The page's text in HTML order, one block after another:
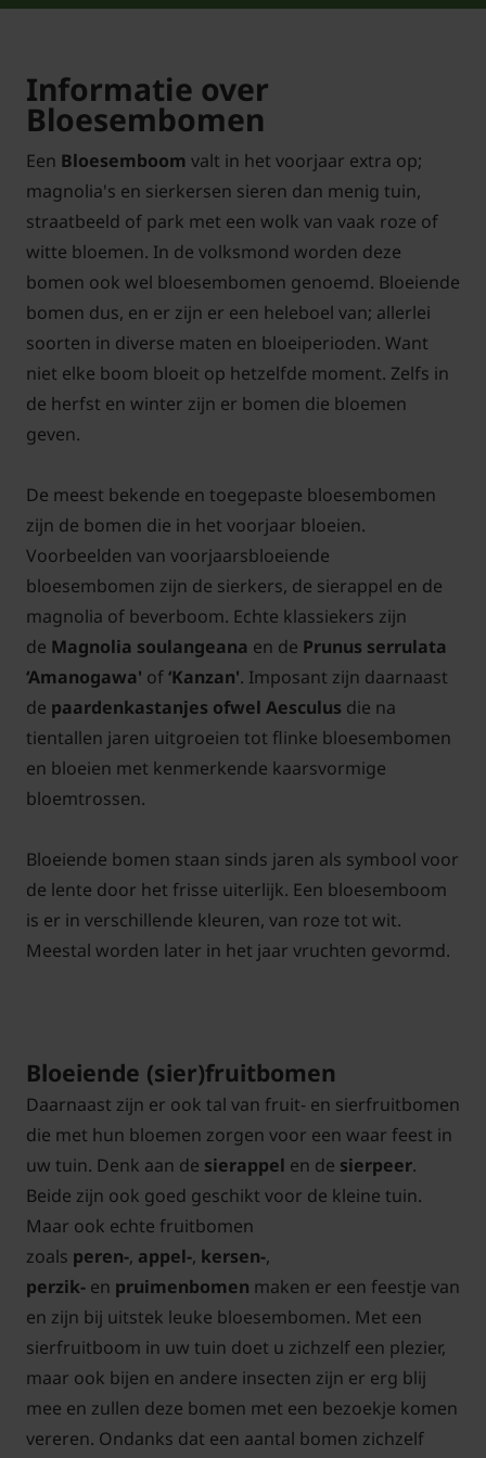
Informatie over
Bloesembomen
Een Bloesemboom valt in het voorjaar extra op;
magnolia's en sierkersen sieren dan menig tuin,
straatbeeld of park met een wolk van vaak roze of
witte bloemen. In de volksmond worden deze
bomen ook wel bloesembomen genoemd. Bloeiende
bomen dus, en er zijn er een heleboel van; allerlei
soorten in diverse maten en bloeiperioden. Want
niet elke boom bloeit op hetzelfde moment. Zelfs in
de herfst en winter zijn er bomen die bloemen
geven.
De meest bekende en toegepaste bloesembomen
zijn de bomen die in het voorjaar bloeien.
Voorbeelden van voorjaarsbloeiende
bloesembomen zijn de sierkers, de sierappel en de
magnolia of beverboom. Echte klassiekers zijn
de Magnolia soulangeana en de Prunus serrulata
‘Amanogawa' of‘Kanzan'. Imposant zijn daarnaast
de paardenkastanjes ofwel Aesculus die na
tientallen jaren uitgroeien tot flinke bloesembomen
en bloeien met kenmerkende kaarsvormige
bloemtrossen.
Bloeiende bomen staan sinds jaren als symbool voor
de lente door het frisse uiterlijk. Een bloesemboom
is er in verschillende kleuren, van roze tot wit.
Meestal worden later in het jaar vruchten gevormd.
Bloeiende (sier)fruitbomen
Daarnaast zijn er ook tal van fruit- en sierfruitbomen
die met hun bloemen zorgen voor een waar feest in
uw tuin. Denk aan de sierappel en de sierpeer.
Beide zijn ook goed geschikt voor de kleine tuin.
Maar ook echte fruitbomen
zoals peren-, appel-, kersen-,
perzik- en pruimenbomen maken er een feestje van
en zijn bij uitstek leuke bloesembomen. Met een
sierfruitboom in uw tuin doet u zichzelf een plezier,
maar ook bijen en andere insecten zijn er erg blij
mee en zullen deze bomen met een bezoekje komen
vereren. Ondanks dat een aantal bomen zichzelf